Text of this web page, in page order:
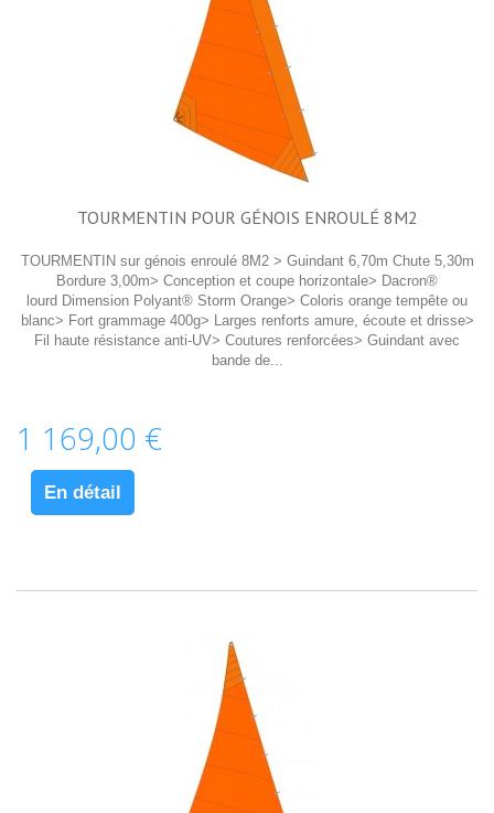
TOURMENTIN POUR GÉNOIS ENROULÉ 8M2
TOURMENTIN sur génois enroulé 8M2 > Guindant 6,70m Chute 5,30m
Bordure 3,00m> Conception et coupe horizontale> Dacron®
lourd Dimension Polyant® Storm Orange> Coloris orange tempête ou
blanc> Fort grammage 400g> Larges renforts amure, écoute et drisse>
Fil haute résistance anti-UV> Coutures renforcées> Guindant avec
bande de...
1 169,00 €
En détail